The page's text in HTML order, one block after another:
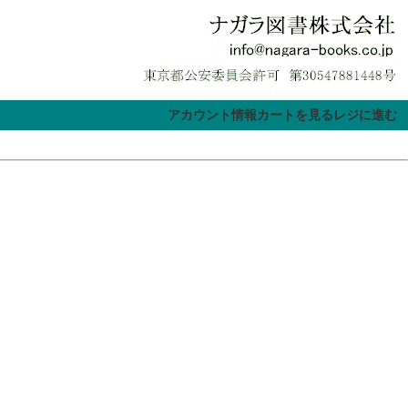
アカウント情報カートを見るレジに進む